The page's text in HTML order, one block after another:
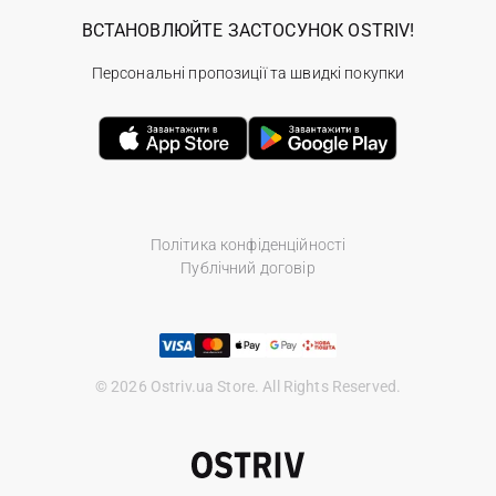
Політика конфіденційності
Публічний договір
© 2026 Ostriv.ua Store. All Rights Reserved.
ВСТАНОВЛЮЙТЕ ЗАСТОСУНОК OSTRIV!
Персональні пропозиції та швидкі покупки